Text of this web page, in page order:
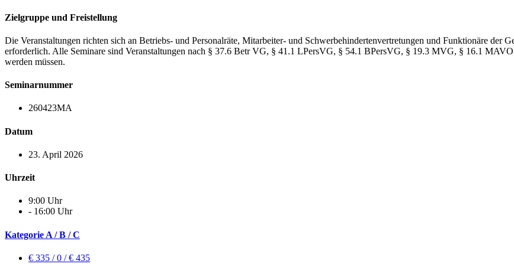
Zielgruppe und Freistellung
Die Veranstaltungen richten sich an Betriebs- und Personalräte, Mitarbeiter- und Schwerbehindertenvertretungen und Funktionäre der
erforderlich. Alle Seminare sind Veranstaltungen nach § 37.6 Betr VG, § 41.1 LPersVG, § 54.1 BPersVG, § 19.3 MVG, § 16.1
werden müssen.
Seminarnummer
260423MA
Datum
23. April 2026
Uhrzeit
9:00 Uhr
- 16:00 Uhr
Kategorie A / B / C
€ 335 / 0 / € 435